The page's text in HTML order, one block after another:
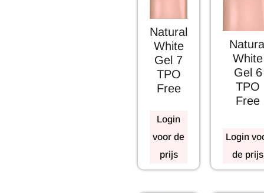
Natural
White
Gel 7
TPO
Free
Login
voor de
prijs
White
Gel 6
TPO
Free
Login
de prijs